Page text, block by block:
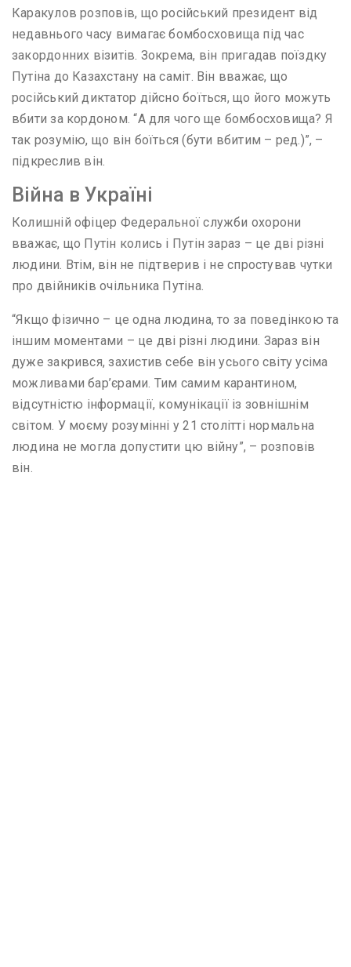
Каракулов розповів, що російський президент від
недавнього часу вимагає бомбосховища під час
закордонних візитів. Зокрема, він пригадав поїздку
Путіна до Казахстану на саміт. Він вважає, що
російський диктатор дійсно боїться, що його можуть
вбити за кордоном. “А для чого ще бомбосховища? Я
так розумію, що він боїться (бути вбитим – ред.)”, –
підкреслив він.
Війна в Україні
Колишній офіцер Федеральної служби охорони
вважає, що Путін колись і Путін зараз – це дві різні
людини. Втім, він не підтверив і не спростував чутки
про двійників очільника Путіна.
“Якщо фізично – це одна людина, то за поведінкою та
іншим моментами – це дві різні людини. Зараз він
дуже закрився, захистив себе він усього світу усіма
можливами бар’єрами. Тим самим карантином,
відсутністю інформації, комунікації із зовнішнім
світом. У моєму розумінні у 21 столітті нормальна
людина не могла допустити цю війну”, – розповів
він.